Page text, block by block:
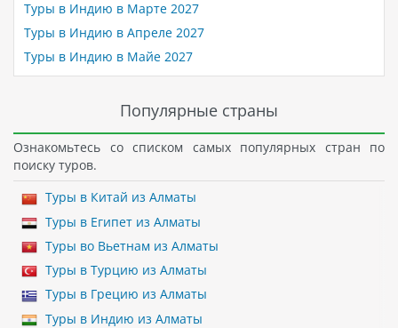
Туры в Индию в Марте 2027
Туры в Индию в Апреле 2027
Туры в Индию в Майе 2027
Популярные страны
Ознакомьтесь со списком самых популярных стран по
поиску туров.
Туры в Китай из Алматы
Туры в Египет из Алматы
Туры во Вьетнам из Алматы
Туры в Турцию из Алматы
Туры в Грецию из Алматы
Туры в Индию из Алматы